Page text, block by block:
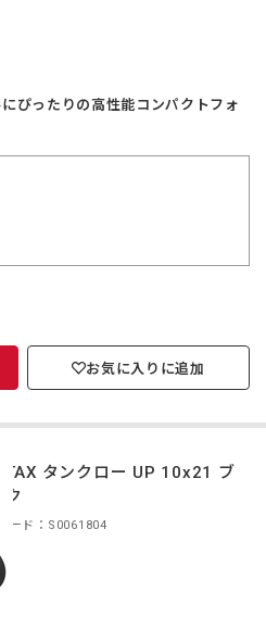
ぴったりの高性能コンパクトフォ
お気に入りに追加
タンクロー UP 10x21 ブ
ク
コード：S0061804